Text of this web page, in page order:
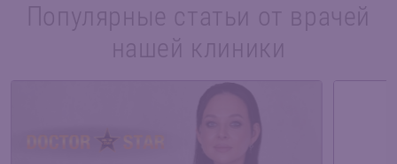
Популярные статьи от врачей
нашей клиники